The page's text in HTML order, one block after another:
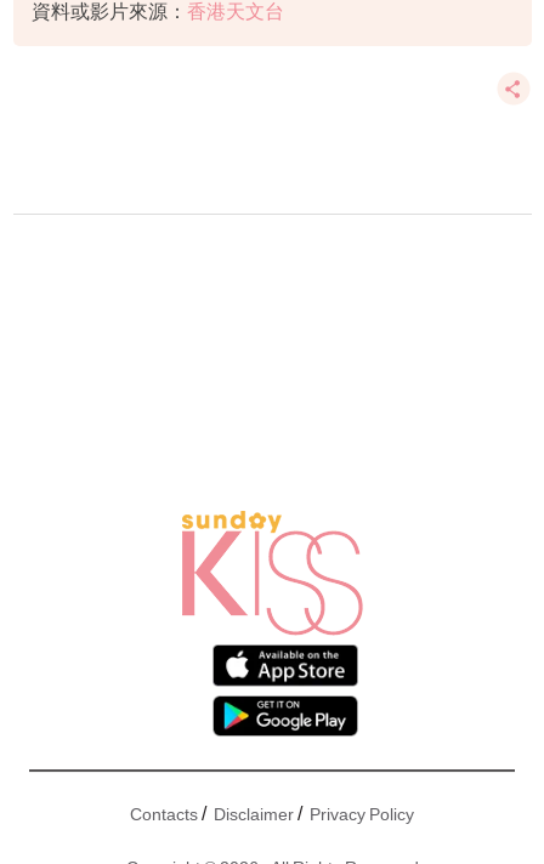
資料或影片來源： 香港天文台
Contacts/ Disclaimer/ Privacy Policy